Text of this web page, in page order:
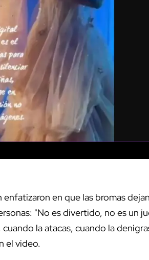
enfatizaron en que las bromas
"No es divertido, no es un
la atacas, cuando la
el video.